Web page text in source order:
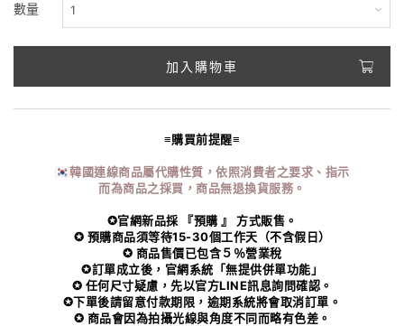
數量
加入購物車
≡購買前提醒≡
🇰🇷韓國連線商品屬代購性質，依照消費者之要求、指示
而為商品之採買，商品無退換貨服務。
✪官網新品採 『預購 』 方式販售。
✪ 預購商品須等待15-30個工作天（不含假日）
✪ 商品售價已包含５％營業稅
✪訂單成立後，官網系統「無提供併單功能」
✪ 任何尺寸疑慮，先以官方LINE訊息詢問確認。
✪下單後請留意付款期限，逾期系統將會取消訂單。
✪ 商品會因為拍攝光線與角度不同而略有色差。